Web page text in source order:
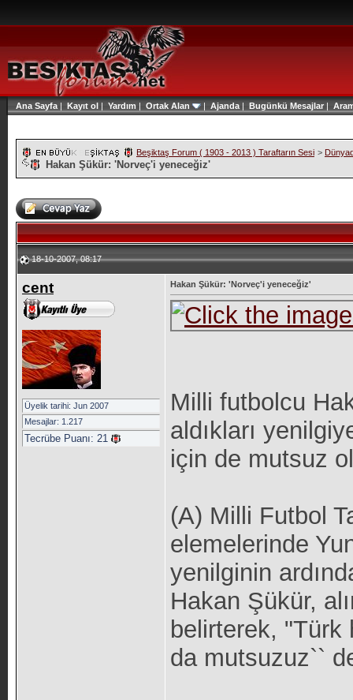
Ana Sayfa | Kayıt ol | Yardım | Ortak Alan | Ajanda | Bugünkü Mesajlar|
Beşiktaş Forum ( 1903 - 2013 ) Taraftarın Sesi >
Hakan Şükür: 'Norveç'i yeneceğiz'
18-10-2007, 08:17
cent
Üyelik tarihi: Jun 2007
Mesajlar: 1.217
Tecrübe Puanı: 21
Hakan Şükür: 'Norveç'i yeneceğiz'
Milli futbolcu
aldıkları
için de mutsuz
(A) Milli Futbol
elemelerinde
yenilginin
Hakan Şükür,
belirterek, "Türk
da mutsuzuz``